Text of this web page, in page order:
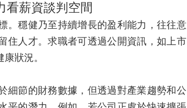
看薪資談判空間
。穩健乃至持續增長的盈利能力，往往意
住人才。求職者可透過公開資訊，如上市
狀況。
細節的財務數據，但透過對產業趨勢和公